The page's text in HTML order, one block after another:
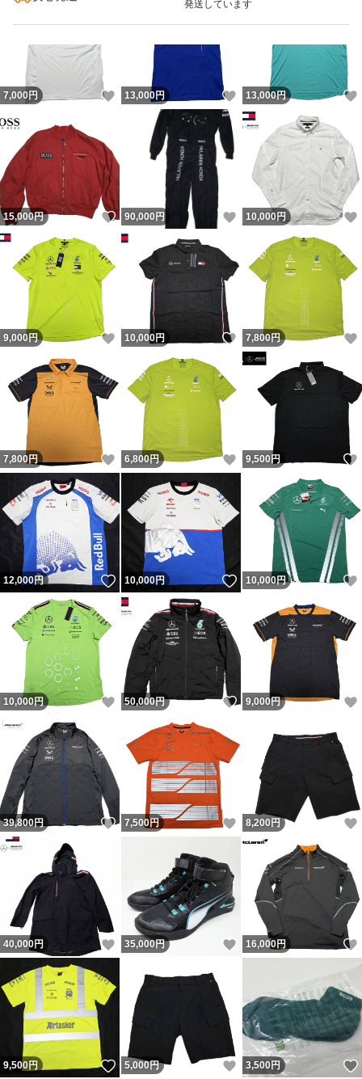
発送しています
7,000円 いいね！
13,000円 いいね！
13,000円
15,000円 いいね！
90,000 円 いいね！
10,000円
9,000円 いいね！
10,000円 いいね！
7,800円
7,800円 いいね！
6,800円 いいね！
9,500 円
12,000円 いいね！
10,000円 いいね！
10,000円
10,000円 いいね！
50,000円 いいね！
9,000円
39,800円 いいね！
7,500円 いいね！
8,200 円
40,000円 いいね！
35,000円 いいね！
16,000円
9,500円 いいね！
5,000円 いいね！
3,500円